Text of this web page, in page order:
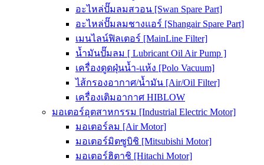
อะไหล่ปั๊มลมสวอน [Swan Spare Part]
อะไหล่ปั๊มลมชางแอร์ [Shangair Spare Part]
เมนไลน์ฟิลเตอร์ [MainLine Filter]
น้ำมันปั๊มลม [ Lubricant Oil Air Pump ]
เครื่องดูดฝุ่นน้ำ-แห้ง [Polo Vacuum]
ไส้กรองอากาศ/น้ำมัน [Air/Oil Filter]
เครื่องเติมอากาศ HIBLOW
มอเตอร์อุตสาหกรรม [Industrial Electric Motor]
มอเตอร์ลม [Air Motor]
มอเตอร์มิตซูบิชิ [Mitsubishi Motor]
มอเตอร์ฮิตาชิ [Hitachi Motor]